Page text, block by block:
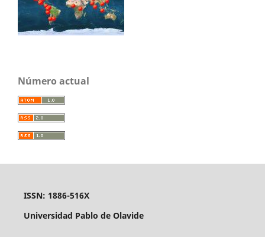
Número actual
ISSN: 1886-516X
Universidad Pablo de Olavide